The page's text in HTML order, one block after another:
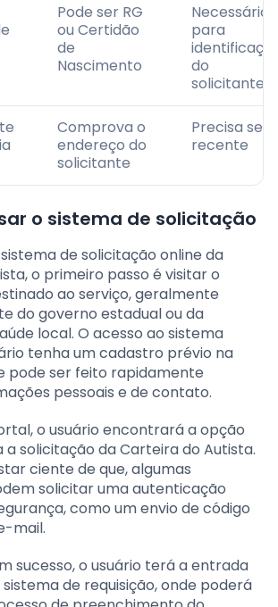
Pode ser RG
ou Certidão
de
Nascimento
Necessário
para
do
solicitante
Comprova o
endereço do
solicitante
Precisa ser
recente
o sistema de solicitação
de solicitação online da
o primeiro passo é visitar o
ao serviço, geralmente
do governo estadual ou da
local. O acesso ao sistema
tenha um cadastro prévio na
pode ser feito rapidamente
pessoais e de contato.
o usuário encontrará a opção
solicitação da Carteira do Autista.
ciente de que, algumas
solicitar uma autenticação
como um envio de código
mail.
sucesso, o usuário terá a entrada
de requisição, onde poderá